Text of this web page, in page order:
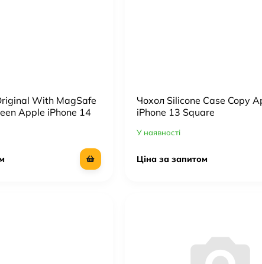
With MagSafe
Apple iPhone 14
Чохол Silicone Case Copy
iPhone 13 Square
У наявності
Ціна за запитом
20W USB-C